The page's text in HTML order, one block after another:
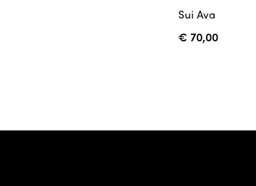
Sui Ava
€ 70,00